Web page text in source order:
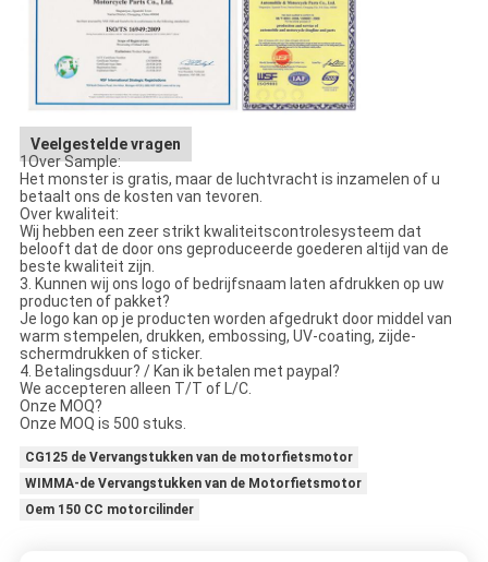
Veelgestelde vragen
1Over Sample:
Het monster is gratis, maar de luchtvracht is inzamelen of u
betaalt ons de kosten van tevoren.
Over kwaliteit:
Wij hebben een zeer strikt kwaliteitscontrolesysteem dat
belooft dat de door ons geproduceerde goederen altijd van de
beste kwaliteit zijn.
3. Kunnen wij ons logo of bedrijfsnaam laten afdrukken op uw
producten of pakket?
Je logo kan op je producten worden afgedrukt door middel van
warm stempelen, drukken, embossing, UV-coating, zijde-
schermdrukken of sticker.
4. Betalingsduur? / Kan ik betalen met paypal?
We accepteren alleen T/T of L/C.
Onze MOQ?
Onze MOQ is 500 stuks.
CG125 de Vervangstukken van de motorfietsmotor
WIMMA-de Vervangstukken van de Motorfietsmotor
Oem 150 CC motorcilinder